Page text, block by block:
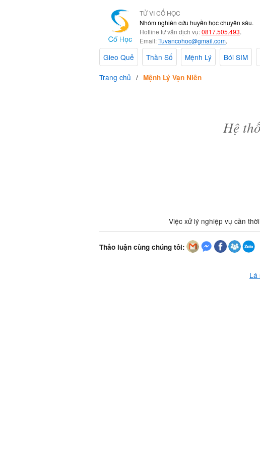
TỬ VI CỔ HỌC
Nhóm nghiên cứu huyền học chuyên sâu.
Hotline tư vấn dịch vụ:0817.505.493.
Email:Tuvancohoc@gmail.com.
Gieo Quẻ Thần Số Mệnh Lý Bói SIM
Trang chủ
Mệnh Lý Vạn Niên
Hệ
Việc xử lý nghiệp vụ cần
Thảo luận cùng chúng tôi:
Lá